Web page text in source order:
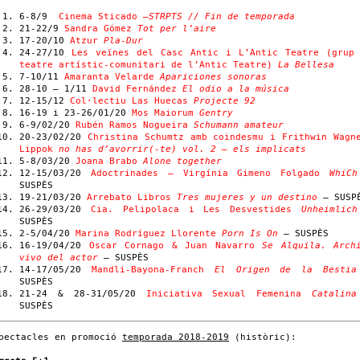
6-8/9 Cinema Sticado–STRPTS // Fin de temporada
21-22/9 Sandra Gómez Tot per l’aire
17-20/10 Atzur Pla-Dur
24-27/10
Les veïnes del Casc Antic i L’Antic Teatre (grup
teatre artístic-comunitari de l’Antic Teatre) La Bellesa
7-10/11 Amaranta VelardeApariciones sonoras
28-10 – 1/11 David Fernández El odio a la música
12-15/12 Col·lectiu Las Huecas Projecte 92
16-19 i 23-26/01/20 Mos Maiorum Gentry
6-9/02/20 Rubén Ramos Nogueira Schumann amateur
20-23/02/20 Christina Schumtz amb coindesmu i Frithwin
Lippok no has d’avorrir(-te) vol. 2 – els implicats
5-8/03/20 Joana BraboAlone together
12-15/03/20 Adoctrinades – Virgínia Gimeno FolgadoWhiCh
SUSPÈS
19-21/03/20 Arrebato Libros Tres mujeres y un destino –
26-29/03/20 Cia. Pelipolaca i Les DesvestidesUnheimlich
SUSPÈS
2-5/04/20 Marina Rodríguez Llorente Porn Is On – SUSPÈS
16-19/04/20 Oscar Cornago & Juan Navarro Se Alquila.
vivo del actor – SUSPÈS
14-17/05/20 Mandli-Bayona-Franch El Origen de la Bestia
SUSPÈS
21-24 & 28-31/05/20
Iniciativa Sexual FemeninaCatalina
SUSPÈS
en promoció temporada 2018-2019 (històric):